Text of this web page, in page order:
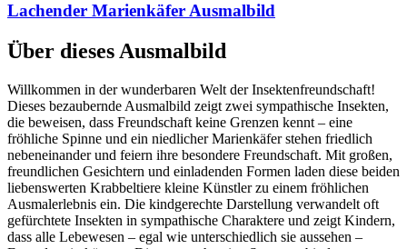
Lachender Marienkäfer Ausmalbild
Über dieses Ausmalbild
Willkommen in der wunderbaren Welt der Insektenfreundschaft!
Dieses bezaubernde Ausmalbild zeigt zwei sympathische Insekten,
die beweisen, dass Freundschaft keine Grenzen kennt – eine
fröhliche Spinne und ein niedlicher Marienkäfer stehen friedlich
nebeneinander und feiern ihre besondere Freundschaft. Mit großen,
freundlichen Gesichtern und einladenden Formen laden diese beiden
liebenswerten Krabbeltiere kleine Künstler zu einem fröhlichen
Ausmalerlebnis ein. Die kindgerechte Darstellung verwandelt oft
gefürchtete Insekten in sympathische Charaktere und zeigt Kindern,
dass alle Lebewesen – egal wie unterschiedlich sie aussehen –